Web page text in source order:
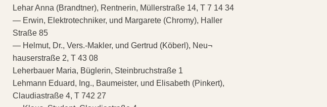
Lehar Anna (Brandtner), Rentnerin, Müllerstraße 14, T 7 14 34
— Erwin, Elektrotechniker, und Margarete (Chromy), Haller
Straße 85
— Helmut, Dr., Vers.-Makler, und Gertrud (Köberl), Neu¬
hauserstraße 2, T 43 08
Leherbauer Maria, Büglerin, Steinbruchstraße 1
Lehmann Eduard, Ing., Baumeister, und Elisabeth (Pinkert),
Claudiastraße 4, T 742 27